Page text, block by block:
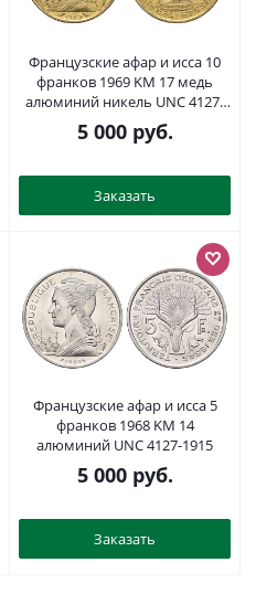
Французские афар и исса 10
франков 1969 KM 17 медь
алюминий никель UNC 4127-
1922
5 000руб.
Заказать
Французские афар и исса 5
франков 1968 KM 14
алюминий UNC 4127-1915
5 000руб.
Заказать